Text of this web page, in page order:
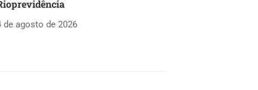
de agosto de 2026